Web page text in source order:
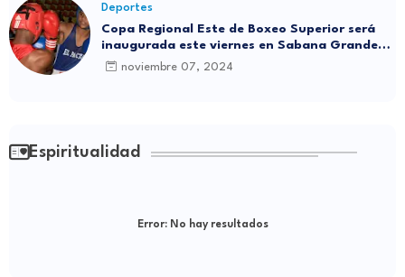
Deportes
Copa Regional Este de Boxeo Superior será
inaugurada este viernes en Sabana Grande
de Boyá
noviembre 07, 2024
Espiritualidad
Error:No hay resultados